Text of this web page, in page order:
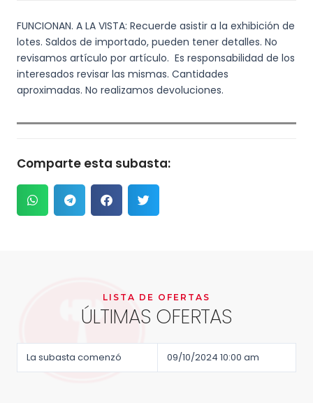
FUNCIONAN. A LA VISTA: Recuerde asistir a la exhibición de
lotes. Saldos de importado, pueden tener detalles. No
revisamos artículo por artículo. Es responsabilidad de los
interesados revisar las mismas. Cantidades
aproximadas. No realizamos devoluciones.
Comparte esta subasta:
LISTA DE OFERTAS
ÚLTIMAS OFERTAS
La subasta comenzó 09/10/2024 10:00 am